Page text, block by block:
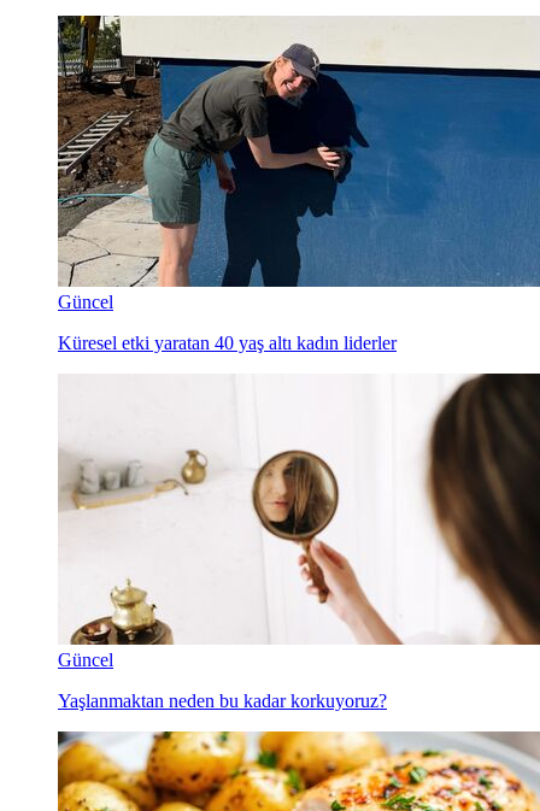
Güncel
Küresel etki yaratan 40 yaş altı kadın liderler
Güncel
Yaşlanmaktan neden bu kadar korkuyoruz?